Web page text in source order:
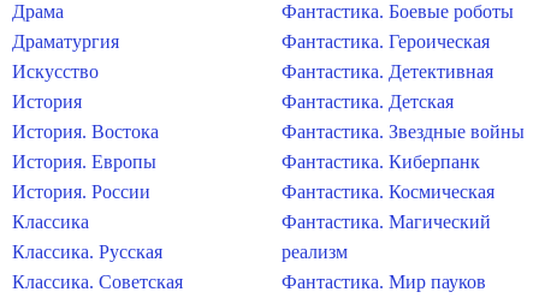
Драма
Драматургия
Искусство
История
История. Востока
История. Европы
История. России
Классика
Классика. Русская
Классика. Советская
Фантастика. Боевые роботы
Фантастика. Героическая
Фантастика. Детективная
Фантастика. Детская
Фантастика. Звездные войны
Фантастика. Киберпанк
Фантастика. Космическая
Фантастика. Магический
реализм
Фантастика. Мир пауков